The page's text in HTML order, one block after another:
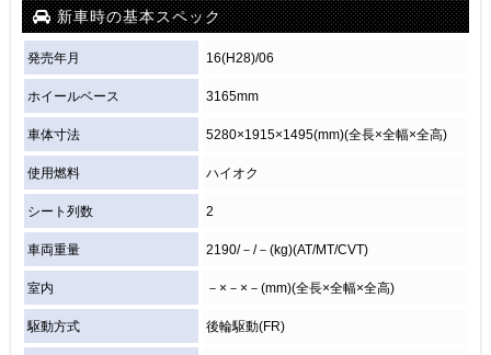
新車時の基本スペック
発売年月 16(H28)/06
ホイールベース 3165mm
車体寸法 5280×1915×1495(mm)(全長×全幅×全高)
使用燃料 ハイオク
シート列数 2
車両重量 2190/－/－(kg)(AT/MT/CVT)
室内 －×－×－(mm)(全長×全幅×全高)
駆動方式 後輪駆動(FR)